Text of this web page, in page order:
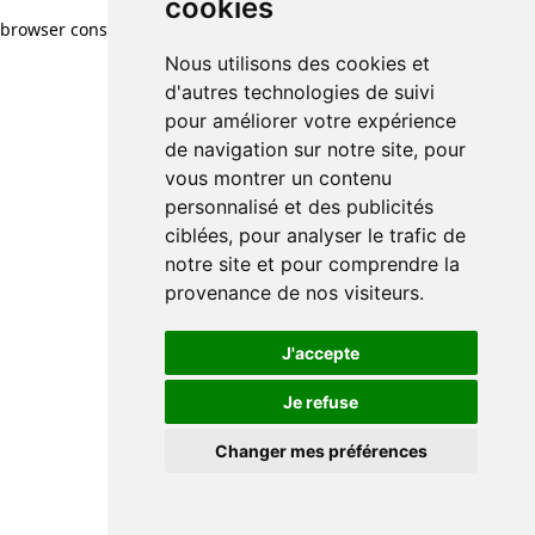
cookies
Nous utilisons des cookies et
d'autres technologies de suivi
pour améliorer votre expérience
de navigation sur notre site, pour
vous montrer un contenu
personnalisé et des publicités
ciblées, pour analyser le trafic de
notre site et pour comprendre la
provenance de nos visiteurs.
J'accepte
Je refuse
Changer mes préférences
browser console for more information)